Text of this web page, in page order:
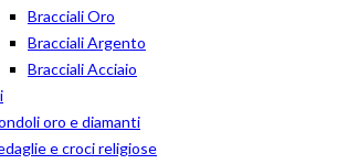
Bracciali Oro
Bracciali Argento
Bracciali Acciaio
oro e diamanti
e croci religiose